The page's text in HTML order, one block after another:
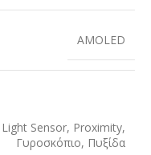
AMOLED
Light Sensor, Proximity,
Γυροσκόπιο, Πυξίδα